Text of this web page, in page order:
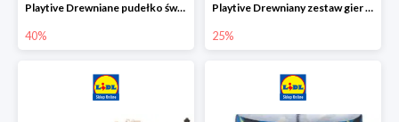
Playtive Drewniane pudełko świetlne MONTESSORI
40%
Playtive Drewniany zestaw gier 10 w 1
25%